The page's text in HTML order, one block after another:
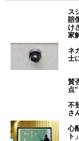
ス
賠
け
家
ネ
士
賛
点
不
さ
心
ト